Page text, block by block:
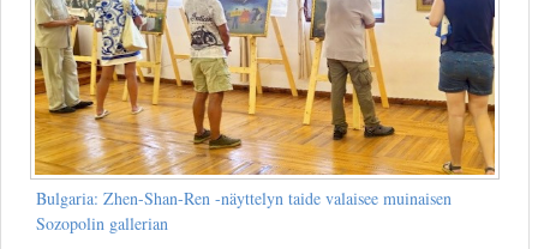
Bulgaria: Zhen-Shan-Ren -näyttelyn taide valaisee muinaisen
Sozopolin gallerian